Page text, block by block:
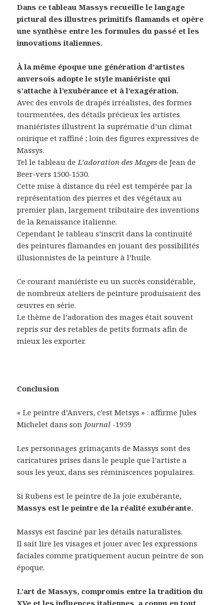
Dans ce tableau Massys recueille le langage
pictural des illustres primitifs flamands et opère
une synthèse entre les formules du passé et les
innovations italiennes.
À la même époque une génération d’artistes
anversois adopte le style maniériste qui
s’attache à l’exubérance et à l’exagération.
Avec des envols de drapés irréalistes, des formes
tourmentées, des détails précieux les artistes
maniéristes illustrent la suprématie d’un climat
onirique et raffiné ; loin des figures expressives de
Massys.
Tel le tableau deL’adoration des Magesde Jean de
Beer-vers 1500-1530.
Cette mise à distance du réel est tempérée par la
représentation des pierres et des végétaux au
premier plan, largement tributaire des inventions
de la Renaissance italienne.
Cependant le tableau s’inscrit dans la continuité
des peintures flamandes en jouant des possibilités
illusionnistes de la peinture à l’huile.
Ce courant maniériste eu un succès considérable,
de nombreux ateliers de peinture produisaient des
œuvres en série.
Le thème de l’adoration des mages était souvent
repris sur des retables de petits formats afin de
mieux les exporter.
Conclusion
« Le peintre d’Anvers, c’est Metsys » : affirme Jules
Michelet dans son Journal -1959
Les personnages grimaçants de Massys sont des
caricatures prises dans le peuple que l’artiste a
sous les yeux, dans ses réminiscences populaires.
Si Rubens est le peintre de la joie exubérante,
Massys est le peintre de la réalité exubérante.
Massys est fasciné par les détails naturalistes.
Il sait lire les visages et jouer avec les expressions
faciales comme pratiquement aucun peintre de son
époque.
L’art de Massys, compromis entre la tradition du